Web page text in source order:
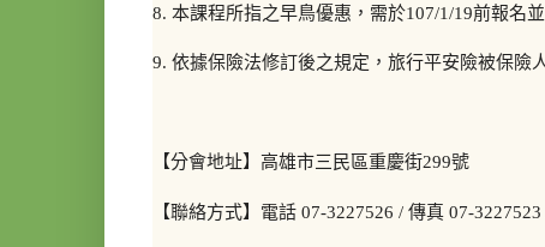
8. 本課程所指之早鳥優惠，需於107/1/19前報名
9. 依據保險法修訂後之規定，旅行平安險被保險
【分會地址】高雄市三民區重慶街299號
【聯絡方式】電話 07-3227526 / 傳真 07-